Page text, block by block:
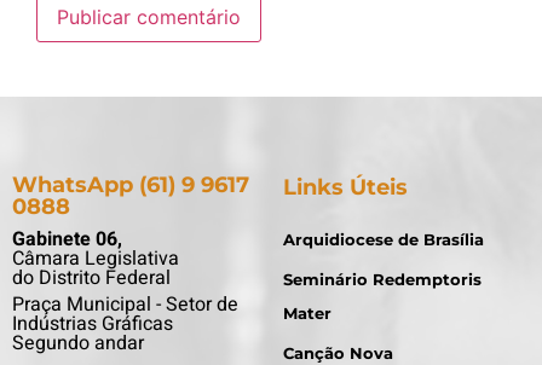
WhatsApp (61) 9 9617
0888
Gabinete 06,
Câmara Legislativa
do Distrito Federal
Praça Municipal - Setor de
Indústrias Gráficas
Segundo andar
Links Úteis
Arquidiocese de Brasília
Seminário Redemptoris
Mater
Canção Nova